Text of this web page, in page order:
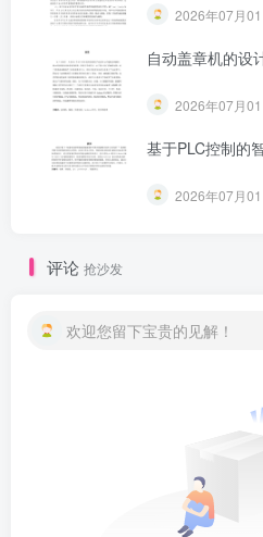
第5页 / 共63页
2026年07月01
自动盖章机的设
2026年07月01
基于PLC控制的
2026年07月01
评论 抢沙发
欢迎您留下宝贵的见解！